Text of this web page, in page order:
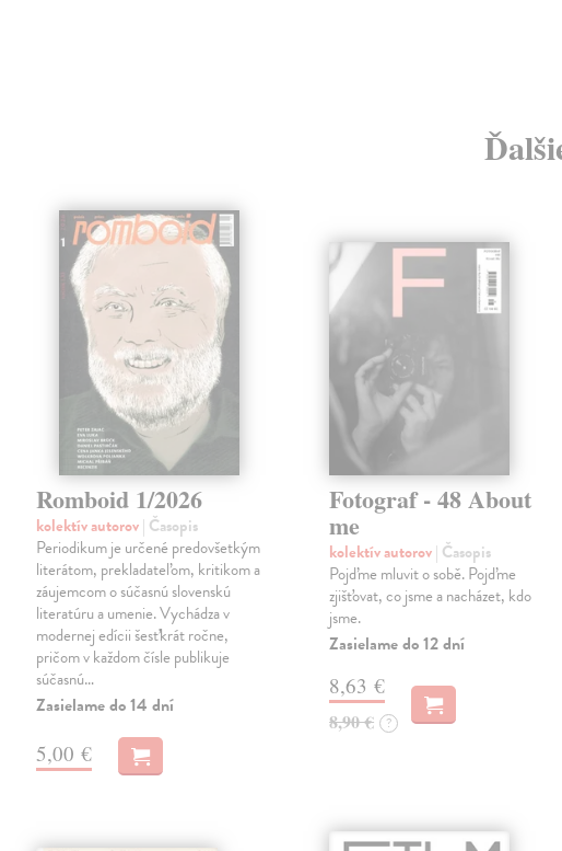
Romboid 1/2026
kolektív autorov| Časopis
Periodikum je určené predovšetkým
literátom, prekladateľom, kritikom a
záujemcom o súčasnú slovenskú
literatúru a umenie. Vychádza v
modernej edícii šesťkrát ročne,
pričom v každom čísle publikuje
súčasnú…
Zasielame do 14 dní
5,00 €
Fotograf - 48 About
me
kolektív autorov| Časopis
Pojďme mluvit o sobě. Pojďme
zjišťovat, co jsme a nacházet, kdo
jsme.
Zasielame do 12 dní
8,63 €
8,90 € ?